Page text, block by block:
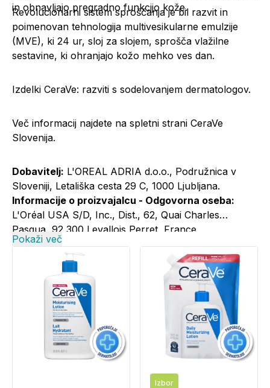
in obnavljajo pregradno funkcijo kože.
Revolucionarni sistem sproščanja je bil razvit in
poimenovan tehnologija multivesikularne emulzije
(MVE), ki 24 ur, sloj za slojem, sprošča vlažilne
sestavine, ki ohranjajo kožo mehko ves dan.
Izdelki CeraVe: razviti s sodelovanjem dermatologov.
Več informacij najdete na spletni strani CeraVe
Slovenija.
Dobavitelj: L'OREAL ADRIA d.o.o., Podružnica v
Sloveniji, Letališka cesta 29 C, 1000 Ljubljana.
Informacije o proizvajalcu - Odgovorna oseba:
L'Oréal USA S/D, Inc., Dist., 62, Quai Charles
Pasqua, 92 300 Levallois Perret, France
Informacije o proizvajalcu - Elektronski kontaktni
+386 1 5800 981; cerave@si.oaccare.com;
cena je obračunana po ceniku operaterja//
www.cerave.si
Pokaži več
Izbor